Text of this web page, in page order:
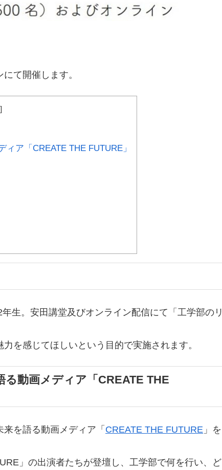
て開催します。
]
ア「CREATE THE FUTURE」
生。安田講堂及びオンライン配信にて「工学部のリ
力を感じてほしい という目的で実施されます。
動画メディア「CREATE THE
を語る動画メディア「 CREATE THE FUTURE 」を
」の出演者たちが登壇し、工学部で何を行い、ど